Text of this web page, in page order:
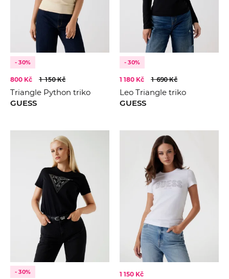
- 30%
800 Kč 1 150 Kč
Triangle Python triko
GUESS
- 30%
1 180 Kč 1 690 Kč
Leo Triangle triko
GUESS
- 30% 1 150 Kč